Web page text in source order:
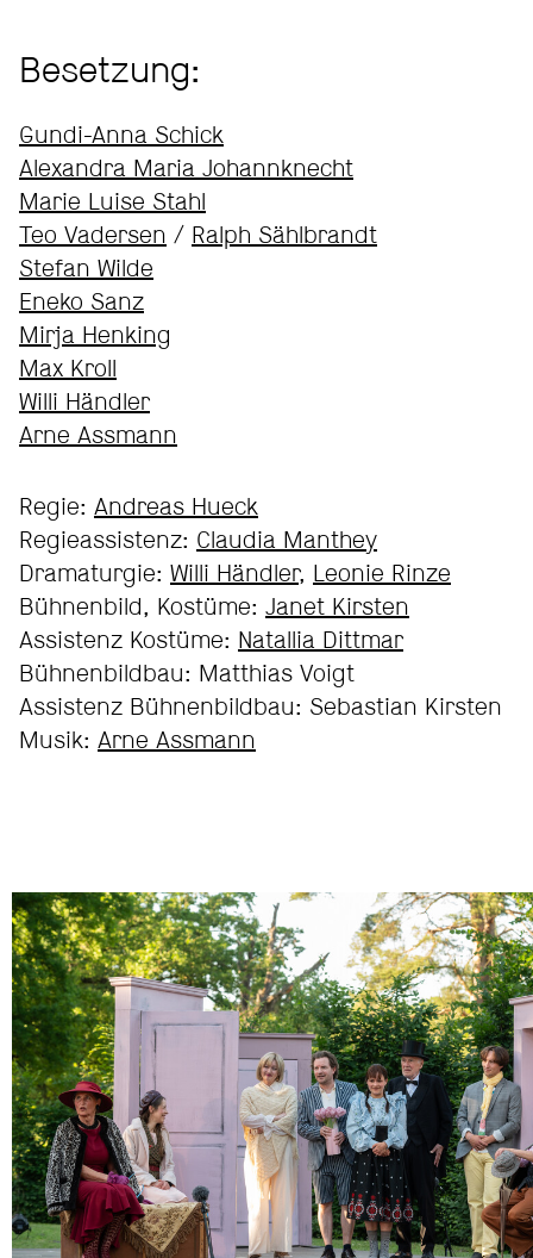
Besetzung:
Gundi-Anna Schick
Alexandra Maria Johannknecht
Marie Luise Stahl
Teo Vadersen / Ralph Sählbrandt
Stefan Wilde
Eneko Sanz
Mirja Henking
Max Kroll
Willi Händler
Arne Assmann
Regie: Andreas Hueck
Regieassistenz: Claudia Manthey
Dramaturgie: Willi Händler, Leonie Rinze
Bühnenbild, Kostüme: Janet Kirsten
Assistenz Kostüme: Natallia Dittmar
Bühnenbildbau: Matthias Voigt
Assistenz Bühnenbildbau: Sebastian Kirsten
Musik: Arne Assmann